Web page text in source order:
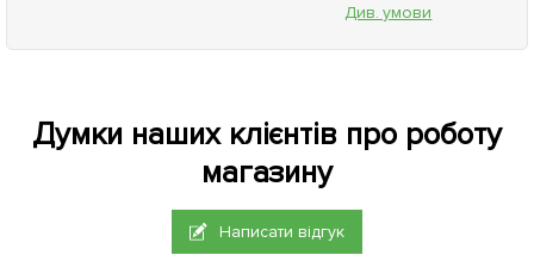
Див. умови
Думки наших клієнтів про роботу
магазину
Написати відгук